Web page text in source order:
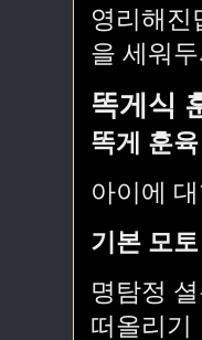
영리해진
을 세워
똑게식
똑게 훈
아이에
기본 모토
명탐정
떠올리기